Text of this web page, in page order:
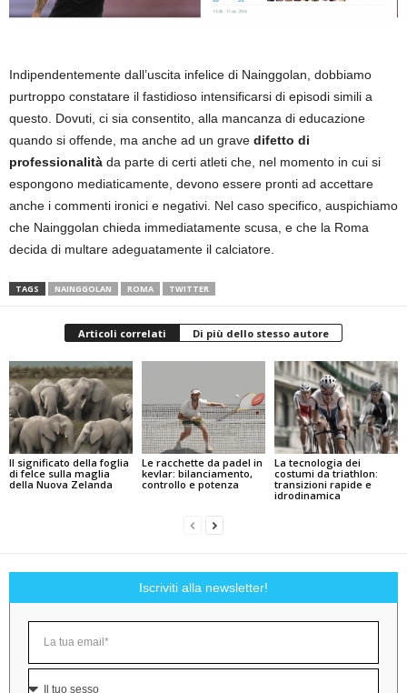
Indipendentemente dall’uscita infelice di Nainggolan, dobbiamo
purtroppo constatare il fastidioso intensificarsi di episodi simili a
questo. Dovuti, ci sia consentito, alla mancanza di educazione
quando si offende, ma anche ad un grave difetto di
professionalità da parte di certi atleti che, nel momento in cui si
espongono mediaticamente, devono essere pronti ad accettare
anche i commenti ironici e negativi. Nel caso specifico, auspichiamo
che Nainggolan chieda immediatamente scusa, e che la Roma
decida di multare adeguatamente il calciatore.
TAGS NAINGGOLAN ROMA TWITTER
Articoli correlati Di più dello stesso autore
Il significato della foglia
di felce sulla maglia
della Nuova Zelanda
Le racchette da padel in
kevlar: bilanciamento,
controllo e potenza
La tecnologia dei
costumi da triathlon:
transizioni rapide e
idrodinamica
Iscriviti alla newsletter!